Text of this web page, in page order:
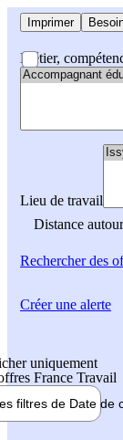
Imprimer
Métier,
Lieu de travail
Distance
Rechercherdes
uniquement
France Travail
filtres de Date de
Créer une alerte